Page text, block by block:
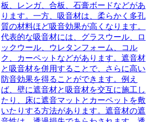
板、レンガ、合板、石膏ボードなどがあ
ります。一方、吸音材は、柔らかく多孔
質の材料ほど吸音効果が高くなります。
代表的な吸音材には、グラスウール、ロ
ックウール、ウレタンフォーム、コル
ク、カーペットなどがあります。遮音材
と吸音材を併用することで、さらに高い
防音効果を得ることができます。例え
ば、壁に遮音材と吸音材を交互に施工し
たり、床に遮音マットとカーペットを敷
いたりする方法があります。遮音材の遮